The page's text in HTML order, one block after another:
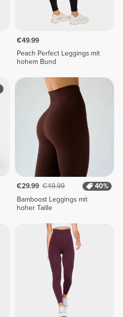
€49.99
Peach Perfect Leggings mit
hohem Bund
€29.99 €49.99
40%
Bamboost Leggings mit
hoher Taille